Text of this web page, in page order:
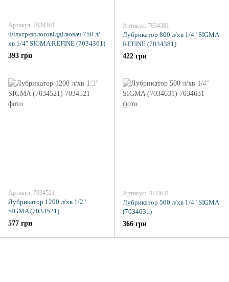
Артикул: 7034361
Фільтр-вологовідділювач 750 л/
хв 1/4" SIGMA REFINE (7034361)
393 грн
Артикул: 7034381
Лубрикатор 800 л/хв 1/4" SIGMA
REFINE (7034381)
422 грн
Артикул: 7034521
Лубрикатор 1200 л/хв 1/2"
SIGMA (7034521)
577 грн
Артикул: 7034631
Лубрикатор 500 л/хв 1/4" SIGMA
(7034631)
366 грн